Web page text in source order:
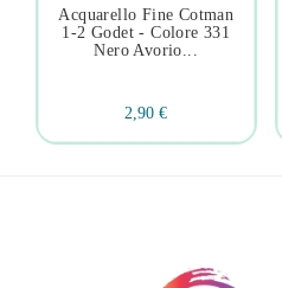
Acquarello Fine Cotman
1-2 Godet - Colore 331
Nero Avorio...
2,90 €